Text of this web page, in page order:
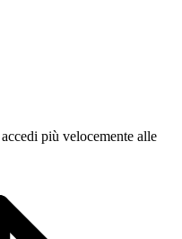
più velocemente alle